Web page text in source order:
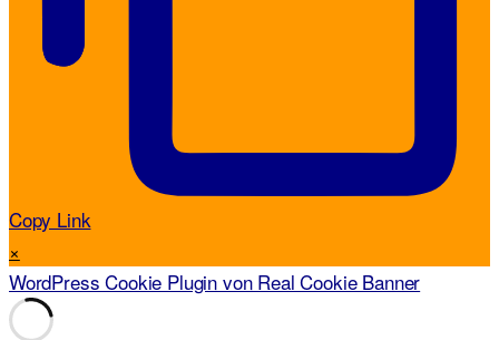
Copy Link
×
WordPress Cookie Plugin von Real Cookie Banner